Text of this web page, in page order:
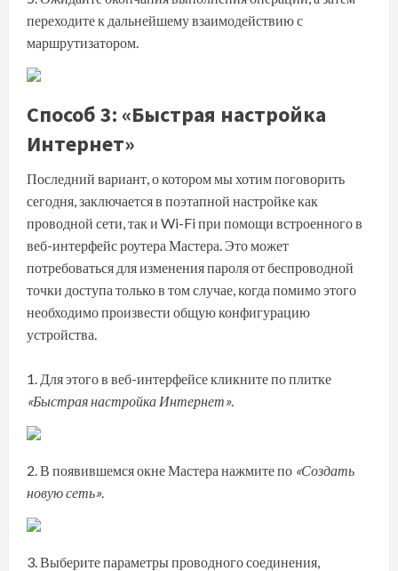
переходите к дальнейшему взаимодействию с
маршрутизатором.
Способ 3: «Быстрая настройка
Интернет»
Последний вариант, о котором мы хотим поговорить
сегодня, заключается в поэтапной настройке как
проводной сети, так и Wi-Fi при помощи встроенного в
веб-интерфейс роутера Мастера. Это может
потребоваться для изменения пароля от беспроводной
точки доступа только в том случае, когда помимо этого
необходимо произвести общую конфигурацию
устройства.
Для этого в веб-интерфейсе кликните по плитке
«Быстрая настройка Интернет».
В появившемся окне Мастера нажмите по «Создать
новую сеть».
Выберите параметры проводного соединения,